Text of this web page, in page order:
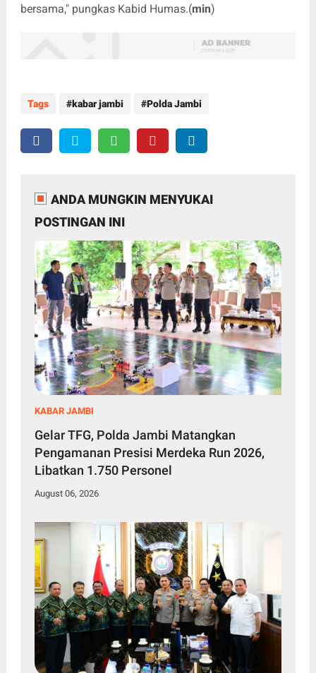
bersama," pungkas Kabid Humas.(min)
Tags kabar jambi Polda Jambi
ANDA MUNGKIN MENYUKAI
POSTINGAN INI
KABAR JAMBI
Gelar TFG, Polda Jambi Matangkan
Pengamanan Presisi Merdeka Run 2026,
Libatkan 1.750 Personel
August 06, 2026